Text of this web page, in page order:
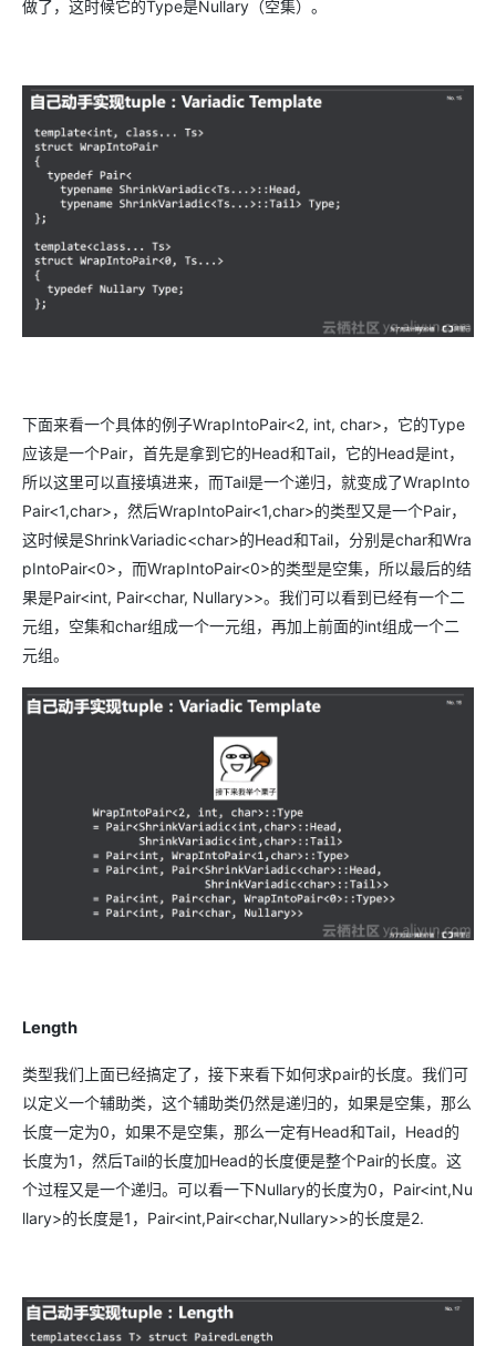
做了，这时候它的Type是Nullary（空集）。
下面来看一个具体的例子WrapIntoPair<2, int, char>，它的Type
应该是一个Pair，首先是拿到它的Head和Tail，它的Head是int，
所以这里可以直接填进来，而Tail是一个递归，就变成了WrapInto
Pair<1,char>，然后WrapIntoPair<1,char>的类型又是一个Pair，
这时候是ShrinkVariadic<char>的Head和Tail，分别是char和Wra
pIntoPair<0>，而WrapIntoPair<0>的类型是空集，所以最后的结
果是Pair<int, Pair<char, Nullary>>。我们可以看到已经有一个二
元组，空集和char组成一个一元组，再加上前面的int组成一个二
元组。
Length
类型我们上面已经搞定了，接下来看下如何求pair的长度。我们可
以定义一个辅助类，这个辅助类仍然是递归的，如果是空集，那么
长度一定为0，如果不是空集，那么一定有Head和Tail，Head的
长度为1，然后Tail的长度加Head的长度便是整个Pair的长度。这
个过程又是一个递归。可以看一下Nullary的长度为0，Pair<int,Nu
llary>的长度是1，Pair<int,Pair<char,Nullary>>的长度是2.